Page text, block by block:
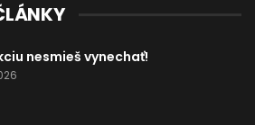
nesmieš vynechať!